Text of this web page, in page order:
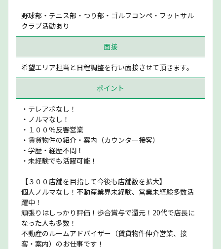
野球部・テニス部・つり部・ゴルフコンペ・フットサル
クラブ活動あり
面接
希望エリア担当と日程調整を行い面接させて頂きます。
ポイント
・テレアポなし！
・ノルマなし！
・１００％反響営業
・賃貸物件の紹介・案内（カウンター接客）
・学歴・経歴不問！
・未経験でも活躍可能！
【３００店舗を目指して今後も店舗数を拡大】
個人ノルマなし！不動産業界未経験、営業未経験多数活
躍中！
頑張りはしっかり評価！歩合賞与で還元！20代で店長に
なった人も多数！
不動産のルームアドバイザー（賃貸物件仲介営業、接
客・案内）のお仕事です！